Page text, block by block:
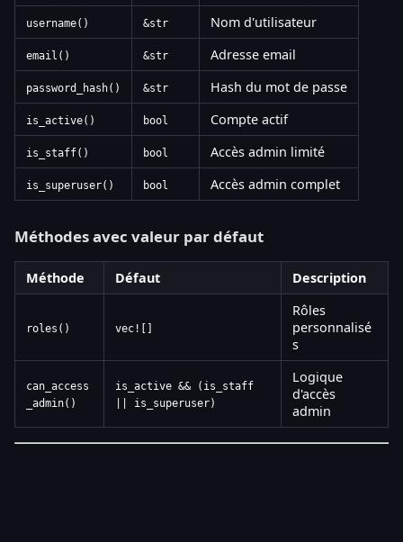
username() &str Nom d'utilisateur
email() &str Adresse email
password_hash() &str Hash du mot de passe
is_active() bool Compte actif
is_staff() bool Accès admin limité
is_superuser() bool Accès admin complet
Méthodes avec valeur par défaut
Méthode Défaut Description
roles() vec![]
Rôles
personnalisé
s
can_access
_admin()
is_active && (is_staff
|| is_superuser)
Logique
d'accès
admin